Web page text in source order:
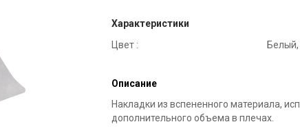
Характеристики
Цвет :
Описание
Накладки из вспененного материала,
дополнительного объема в плечах.